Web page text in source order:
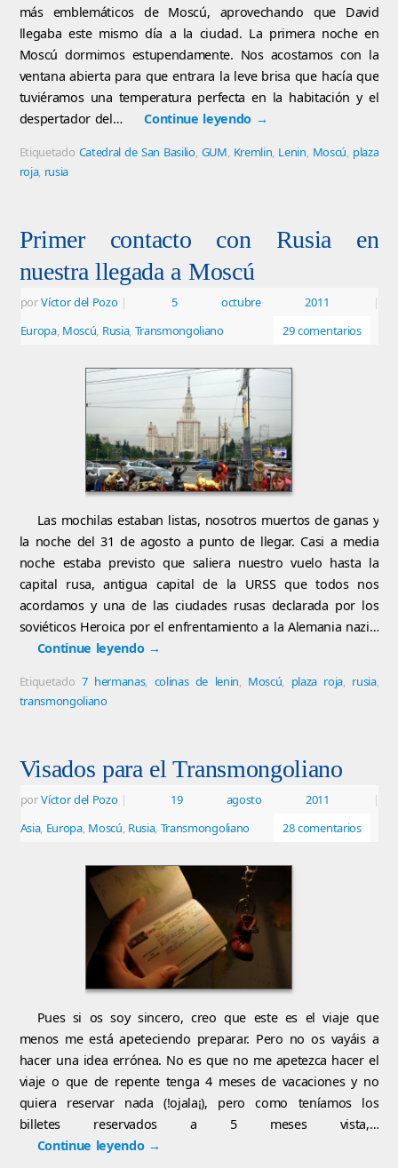
más emblemáticos de Moscú, aprovechando que David
llegaba este mismo día a la ciudad. La primera noche en
Moscú dormimos estupendamente. Nos acostamos con la
ventana abierta para que entrara la leve brisa que hacía que
tuviéramos una temperatura perfecta en la habitación y el
despertador del…
Continue leyendo →
Etiquetado Catedral de San Basilio, GUM, Kremlin, Lenin, Moscú, plaza
roja, rusia
Primer contacto con Rusia en
nuestra llegada a Moscú
porVíctor del Pozo | 5 octubre 2011
|
Europa, Moscú, Rusia, Transmongoliano 29 comentarios
Las mochilas estaban listas, nosotros muertos de ganas y
la noche del 31 de agosto a punto de llegar. Casi a media
noche estaba previsto que saliera nuestro vuelo hasta la
capital rusa, antigua capital de la URSS que todos nos
acordamos y una de las ciudades rusas declarada por los
soviéticos Heroica por el enfrentamiento a la Alemania nazi…
Continue leyendo →
Etiquetado 7 hermanas, colinas de lenin, Moscú, plaza roja, rusia,
transmongoliano
Visados para el Transmongoliano
porVíctor del Pozo | 19 agosto 2011
|
Asia, Europa, Moscú, Rusia, Transmongoliano 28 comentarios
Pues si os soy sincero, creo que este es el viaje que
menos me está apeteciendo preparar. Pero no os vayáis a
hacer una idea errónea. No es que no me apetezca hacer el
viaje o que de repente tenga 4 meses de vacaciones y no
quiera reservar nada (!ojala¡), pero como teníamos los
billetes reservados a 5 meses vista,…
Continue leyendo →